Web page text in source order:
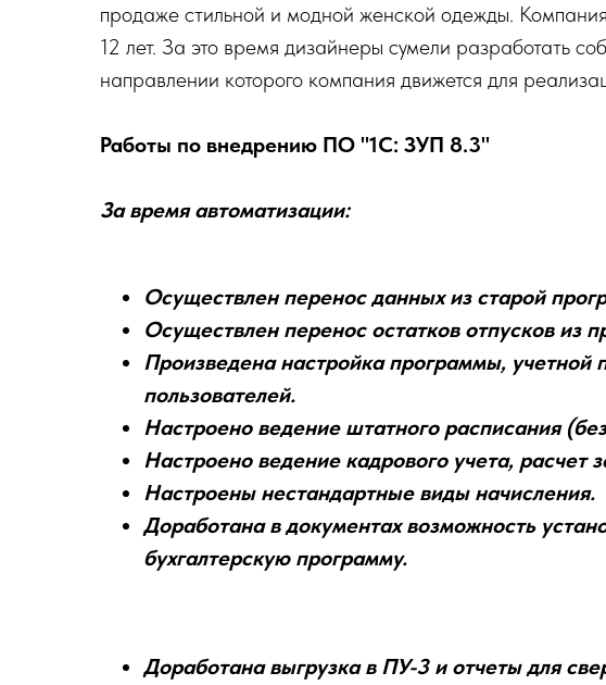
продаже стильной и модной женской одежды.
12 лет. За это время дизайнеры сумели разработать
направлении которого компания движется для
Работы по внедрению ПО "1С: ЗУП 8.3"
За время автоматизации:
Осуществлен перенос данных из старой
Осуществлен перенос остатков отпусков из
Произведена настройка программы, учетной
пользователей.
Настроено ведение штатного расписания
Настроено ведение кадрового учета, расчет
Настроены нестандартные виды начисления.
Доработана в документах возможность
бухгалтерскую программу.
Доработана выгрузка в ПУ-3 и отчеты для